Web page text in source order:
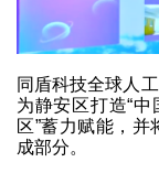
同盾科技全球人
为静安区打造“中
区”蓄力赋能，
成部分。